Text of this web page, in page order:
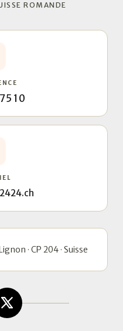
ROMANDE
10
· CP 204 · Suisse